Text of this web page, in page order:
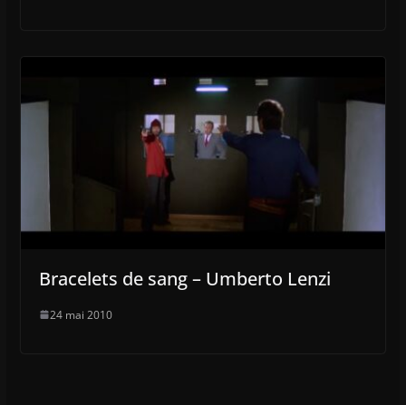
Bracelets de sang – Umberto Lenzi
24 mai 2010